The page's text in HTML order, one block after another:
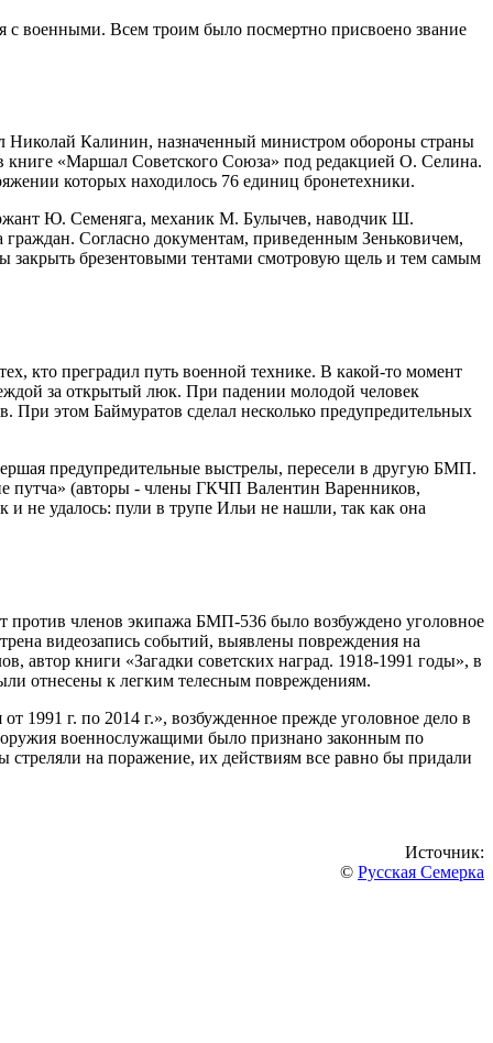
с военными. Всем троим было посмертно присвоено звание
Николай Калинин, назначенный министром обороны страны
«Маршал Советского Союза» под редакцией О. Селина.
которых находилось 76 единиц бронетехники.
Ю. Семеняга, механик М. Булычев, наводчик Ш.
Согласно документам, приведенным Зеньковичем,
закрыть брезентовыми тентами смотровую щель и тем самым
кто преградил путь военной технике. В какой-то момент
за открытый люк. При падении молодой человек
этом Баймуратов сделал несколько предупредительных
предупредительные выстрелы, пересели в другую БМП.
путча» (авторы - члены ГКЧП Валентин Варенников,
не удалось: пули в трупе Ильи не нашли, так как она
членов экипажа БМП-536 было возбуждено уголовное
видеозапись событий, выявлены повреждения на
книги «Загадки советских наград. 1918-1991 годы», в
отнесены к легким телесным повреждениям.
1991 г. по 2014 г.», возбужденное прежде уголовное дело в
военнослужащими было признано законным по
на поражение, их действиям все равно бы придали
Источник:
© Русская Семерка